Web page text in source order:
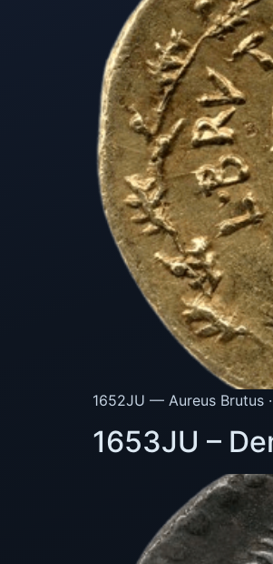
1652JU — Aureus Brutus
1653JU –